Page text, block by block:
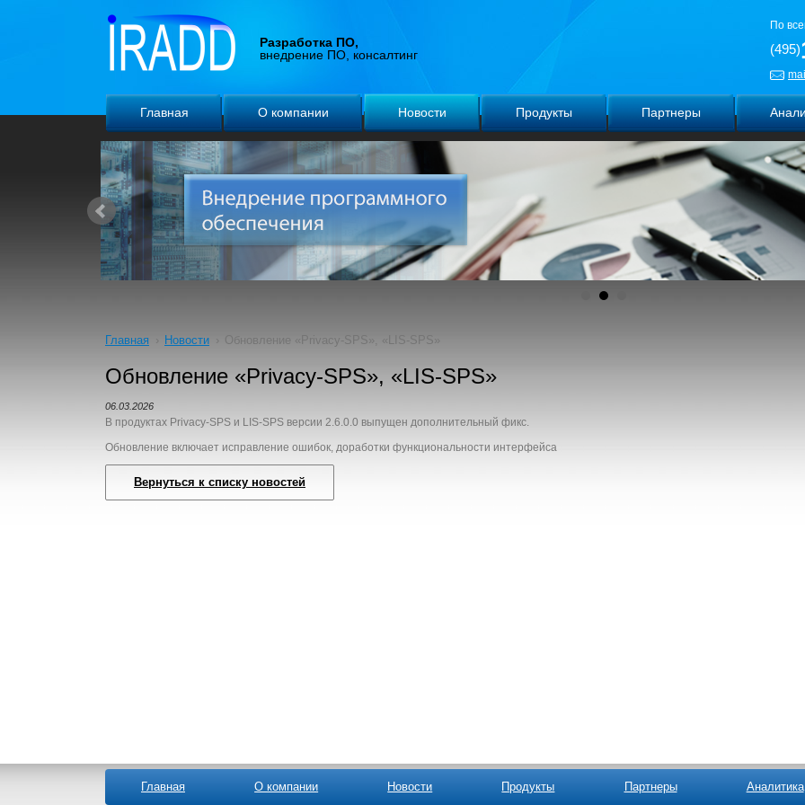
Разработка ПО,
внедрение ПО, консалтинг
По
(495)
Главная О компании Новости Продукты Партнеры
Главная › Новости › Обновление «Privacy-SPS», «LIS-SPS»
Обновление «Privacy-SPS», «LIS-SPS»
06.03.2026
В продуктах Privacy-SPS и LIS-SPS версии 2.6.0.0 выпущен дополнительный фикс.
Обновление включает исправление ошибок, доработки функциональности интерфейса
Вернуться к списку новостей
Главная О компании Новости Продукты Партнеры Аналитика